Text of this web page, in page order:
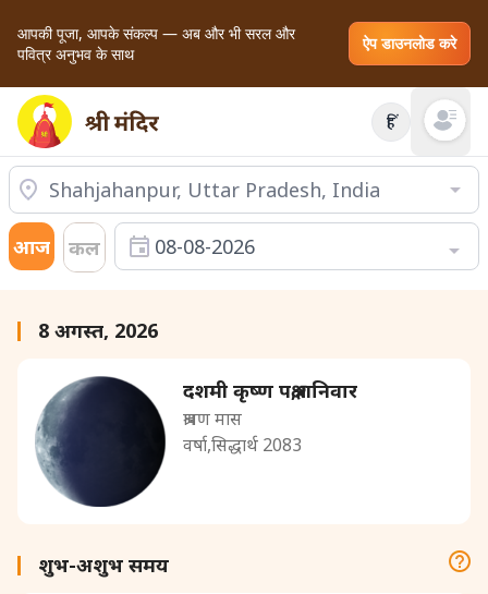
आपकी पूजा, आपके संकल्प — अब और भी सरल और
पवित्र अनुभव के साथ
ऐप डाउनलोड करे
हिं Open
आज कल 08-08-2026
8 अगस्त, 2026
दशमी कृष्ण पक्ष,शनिवार
श्रावण मास
वर्षा,सिद्धार्थ 2083
शुभ-अशुभ समय